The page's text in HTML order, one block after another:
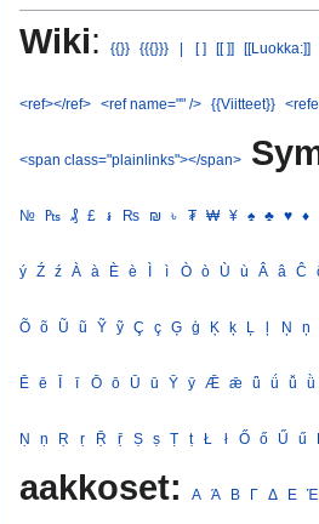
Wiki: {{}} {{{}}} | [ ] [[ ]] [[Luokka:]]
<ref></ref> <ref name="" /> {{Viitteet}}
<span class="plainlinks"></span>
№ ₧ ₰ £ ៛ ₨ ₪ ৳ ₮ ₩ ¥ ♠ ♣ ♥ ♦
ý Ź ź À à È è Ì ì Ò ò Ù ù Â â Ĉ
Õ õ Ũ ũ Ỹ ỹ Ç ç Ģ ģ Ķ ķ Ļ ļ Ņ ņ
Ē ē Ī ī Ō ō Ū ū Ȳ ȳ Ǣ ǣ ǖ ǘ ǚ ǜ
Ṇ ṇ Ṛ ṛ Ṝ ṝ Ṣ ṣ Ṭ ṭ Ł ł Ő ő Ű ű
aakkoset: Α Ά Β Γ Δ Ε Έ